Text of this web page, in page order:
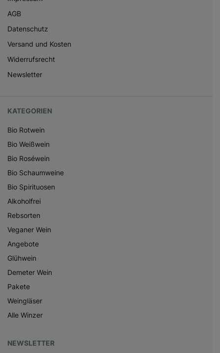
AGB
Datenschutz
Versand und Kosten
Widerrufsrecht
Newsletter
KATEGORIEN
Bio Rotwein
Bio Weißwein
Bio Roséwein
Bio Schaumweine
Bio Spirituosen
Alkoholfrei
Rebsorten
Veganer Wein
Angebote
Glühwein
Demeter Wein
Pakete
Weingläser
Alle Winzer
NEWSLETTER